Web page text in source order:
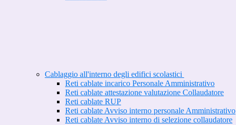
Cablaggio all'interno degli edifici scolastici
Reti cablate incarico Personale Amministrativo
Reti cablate attestazione valutazione Collaudatore
Reti cablate RUP
Reti cablate Avviso interno personale Amministrativo
Reti cablate Avviso interno di selezione collaudatore